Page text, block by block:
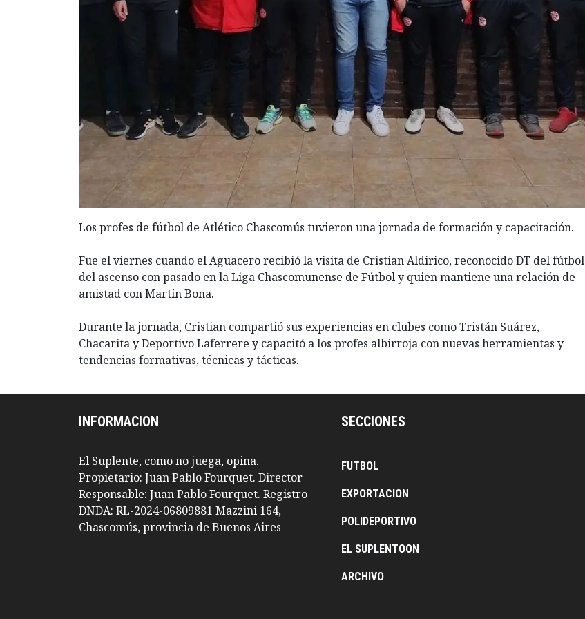
Los profes de fútbol de Atlético Chascomús tuvieron una jornada de formación y capacitación.
Fue el viernes cuando el Aguacero recibió la visita de Cristian Aldirico, reconocido DT del fútbol
del ascenso con pasado en la Liga Chascomunense de Fútbol y quien mantiene una relación de
amistad con Martín Bona.
Durante la jornada, Cristian compartió sus experiencias en clubes como Tristán Suárez,
Chacarita y Deportivo Laferrere y capacitó a los profes albirroja con nuevas herramientas y
tendencias formativas, técnicas y tácticas.
INFORMACION
El Suplente, como no juega, opina.
Propietario: Juan Pablo Fourquet. Director
Responsable: Juan Pablo Fourquet. Registro
DNDA: RL-2024-06809881 Mazzini 164,
Chascomús, provincia de Buenos Aires
SECCIONES
FUTBOL
EXPORTACION
POLIDEPORTIVO
EL SUPLENTOON
ARCHIVO